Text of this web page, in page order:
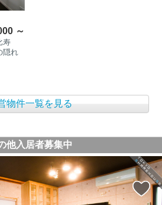
～
寿
隠れ
物件一覧を見る
他入居者募集中